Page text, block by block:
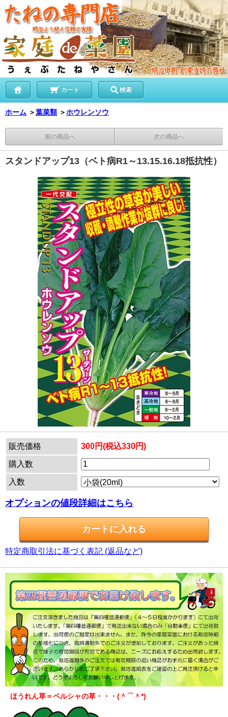
カート 検索
ホーム ＞葉菜類 ＞ホウレンソウ
前の商品へ 次の商品へ
スタンドアップ13（ベト病R1～13.15.16.18抵抗性）
販売価格 300円(税込330円)
購入数
入数
オプションの値段詳細はこちら
特定商取引法に基づく表記 (返品など)
ほうれん草＝ペルシャの草・・・(＾⌒＾*)